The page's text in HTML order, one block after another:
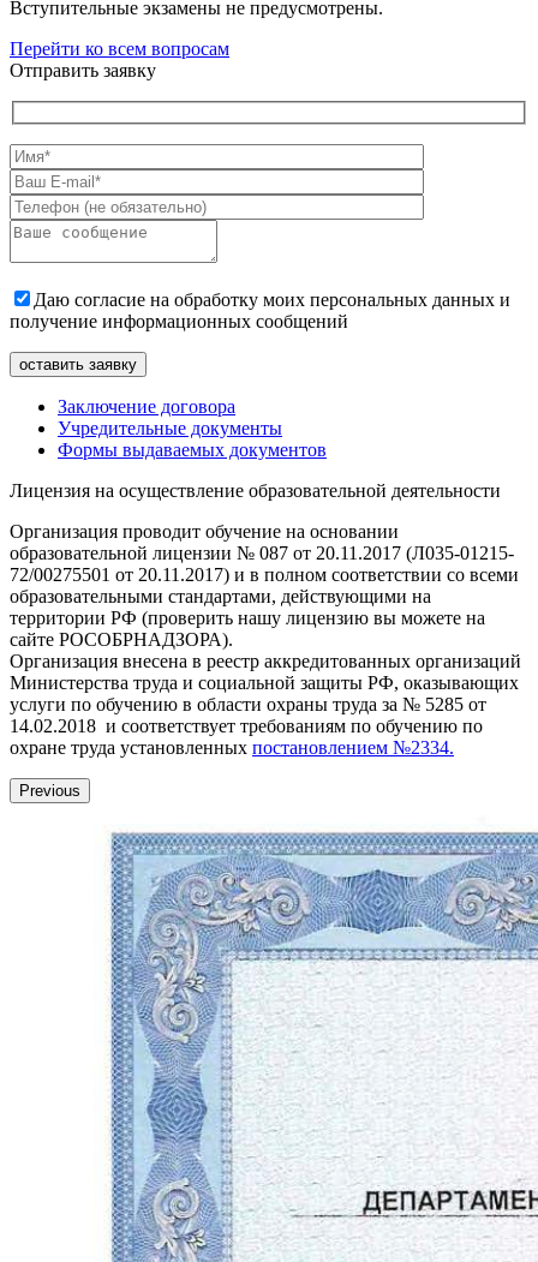
Вступительные экзамены не предусмотрены.
Перейти ко всем вопросам
Отправить заявку
Даю согласие на обработку моих персональных данных и
получение информационных сообщений
Заключение договора
Учредительные документы
Формы выдаваемых документов
Лицензия на осуществление образовательной деятельности
Организация проводит обучение на основании
образовательной лицензии № 087 от 20.11.2017 (Л035-01215-
72/00275501 от 20.11.2017) и в полном соответствии со всеми
образовательными стандартами, действующими на
территории РФ (проверить нашу лицензию вы можете на
сайте РОСОБРНАДЗОРА).
Организация внесена в реестр аккредитованных организаций
Министерства труда и социальной защиты РФ, оказывающих
услуги по обучению в области охраны труда за № 5285 от
14.02.2018 и соответствует требованиям по обучению по
охране труда установленных постановлением №2334.
Previous